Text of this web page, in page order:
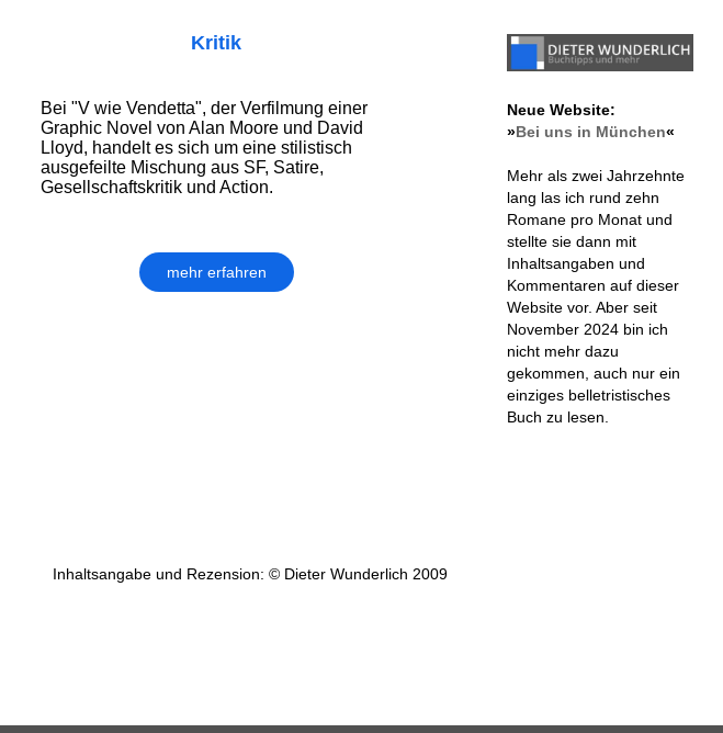
Kritik
Bei "V wie Vendetta", der Verfilmung einer
Graphic Novel von Alan Moore und David
Lloyd, handelt es sich um eine stilistisch
ausgefeilte Mischung aus SF, Satire,
Gesellschaftskritik und Action.
mehr erfahren
Inhaltsangabe und Rezension: © Dieter Wunderlich 2009
Neue Website:
»Bei uns in München«
Mehr als zwei Jahrzehnte
lang las ich rund zehn
Romane pro Monat und
stellte sie dann mit
Inhaltsangaben und
Kommentaren auf dieser
Website vor. Aber seit
November 2024 bin ich
nicht mehr dazu
gekommen, auch nur ein
einziges belletristisches
Buch zu lesen.